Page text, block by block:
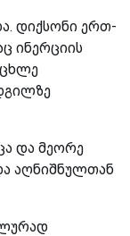
დიქსონი ერთ-
ინერციის
და მეორე
აღნიშნულთან